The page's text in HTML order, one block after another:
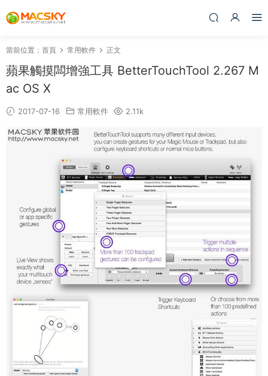
當前位置： 首頁 常用軟件 正文
蘋果觸摸闆增強工具 BetterTouchTool 2.267 M
ac OS X
2017-07-16 常用軟件 2.11k